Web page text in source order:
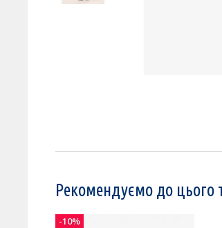
Рекомендуємо до цього
-10%